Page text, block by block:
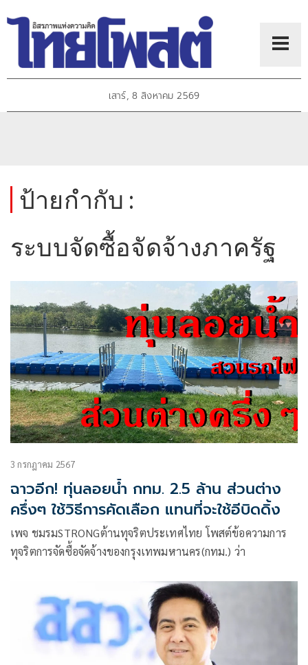
เสาร์, 8 สิงหาคม 2569
ป้ายกำกับ :
ระบบจัดซื้อจัดจ้างภาครัฐ
3 กรกฎาคม 2567
ฉาวอีก! ทุ่นลอยน้ำ กทม. 2.5 ล้าน ส่วนต่าง
ครึ่งๆ ใช้วิธีการคัดเลือก แทนที่จะใช้อีบิดดิ้ง
เพจ ชมรมSTRONGต้านทุจริตประเทศไทย โพสต์ข้อความการ
ทุจริตการจัดซื้อจัดจ้างของกรุงเทพมหานคร(กทม.) ว่า